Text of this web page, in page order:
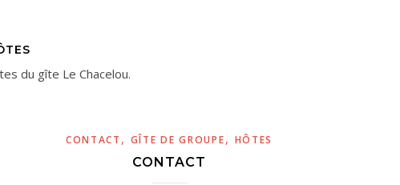
du gîte Le Chacelou.
CONTACT , GÎTE DE GROUPE, HÔTES
CONTACT